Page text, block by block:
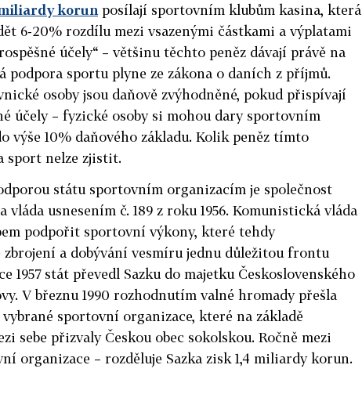
korun posílají sportovním klubům kasina, která
6-20% rozdílu mezi vsazenými částkami a výplatami
účely“ – většinu těchto peněz dávají právě na
podpora sportu plyne ze zákona o daních z příjmů.
osoby jsou daňově zvýhodněné, pokud přispívají
účely – fyzické osoby si mohou dary sportovním
výše 10% daňového základu. Kolik peněz tímto
sport nelze zjistit.
státu sportovním organizacím je společnost
vláda usnesením č. 189 z roku 1956. Komunistická vláda
podpořit sportovní výkony, které tehdy
zbrojení a dobývání vesmíru jednu důležitou frontu
1957 stát převedl Sazku do majetku Československého
V březnu 1990 rozhodnutím valné hromady přešla
sportovní organizace, které na základě
sebe přizvaly Českou obec sokolskou. Ročně mezi
organizace – rozděluje Sazka zisk 1,4 miliardy korun.